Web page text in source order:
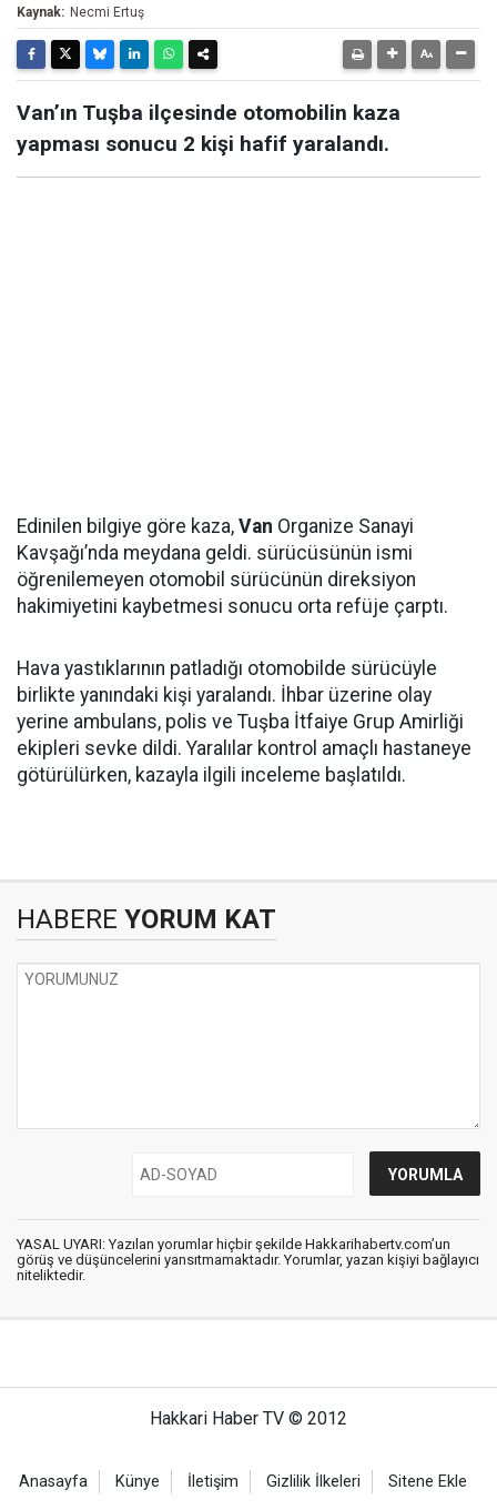
Kaynak: Necmi Ertuş
Van’ın Tuşba ilçesinde otomobilin kaza
yapması sonucu 2 kişi hafif yaralandı.
Edinilen bilgiye göre kaza, Van Organize Sanayi
Kavşağı’nda meydana geldi. sürücüsünün ismi
öğrenilemeyen otomobil sürücünün direksiyon
hakimiyetini kaybetmesi sonucu orta refüje çarptı.
Hava yastıklarının patladığı otomobilde sürücüyle
birlikte yanındaki kişi yaralandı. İhbar üzerine olay
yerine ambulans, polis ve Tuşba İtfaiye Grup Amirliği
ekipleri sevke dildi. Yaralılar kontrol amaçlı hastaneye
götürülürken, kazayla ilgili inceleme başlatıldı.
HABERE YORUM KAT
YASAL UYARI: Yazılan yorumlar hiçbir şekilde Hakkarihabertv.com’un
görüş ve düşüncelerini yansıtmamaktadır. Yorumlar, yazan kişiyi bağlayıcı
niteliktedir.
Hakkari Haber TV © 2012
Anasayfa Künye İletişim Gizlilik İlkeleri Sitene Ekle